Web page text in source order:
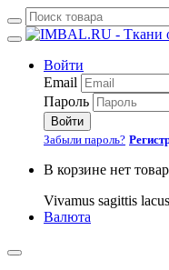
Войти
Email
Пароль
Войти
Забыли пароль?
В корзине нет
Vivamus sagittis
Валюта